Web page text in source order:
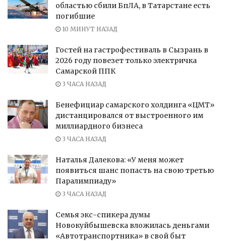
областью сбили БпЛА, в Татарстане есть
погибшие
10 МИНУТ НАЗАД
Гостей на гастрофестиваль в Сызрань в
2026 году повезет только электричка
Самарской ППК
3 ЧАСА НАЗАД
Бенефициар самарского холдинга «ЦМТ»
дистанцировался от выстроенного им
миллиардного бизнеса
3 ЧАСА НАЗАД
Наталья Далекова: «У меня может
появиться шанс попасть на свою третью
Паралимпиаду»
3 ЧАСА НАЗАД
Семья экс-спикера думы
Новокуйбышевска вложилась деньгами
«Автотранспортника» в свой быт